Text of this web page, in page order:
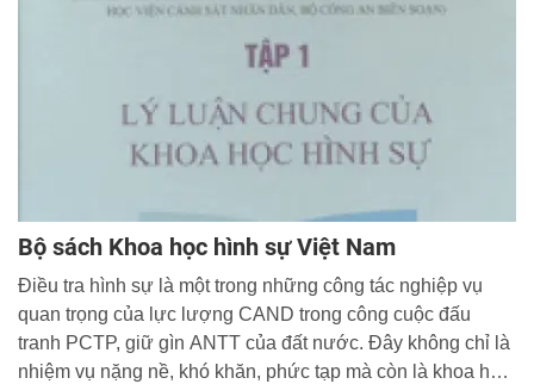
Bộ sách Khoa học hình sự Việt Nam
Điều tra hình sự là một trong những công tác nghiệp vụ
quan trọng của lực lượng CAND trong công cuộc đấu
tranh PCTP, giữ gìn ANTT của đất nước. Đây không chỉ là
nhiệm vụ nặng nề, khó khăn, phức tạp mà còn là khoa học,